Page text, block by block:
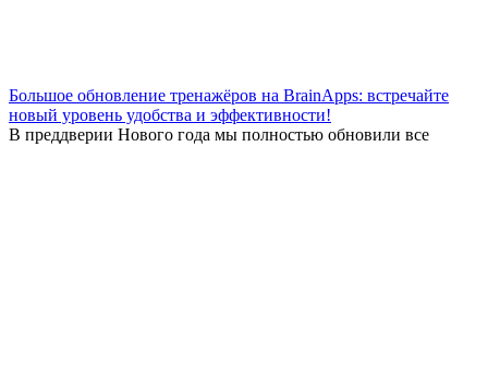
Большое обновление тренажёров на BrainApps: встречайте
новый уровень удобства и эффективности!
В преддверии Нового года мы полностью обновили все